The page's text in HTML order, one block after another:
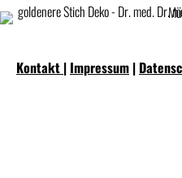
Kontakt | Impressum |